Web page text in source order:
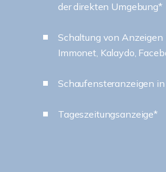
der direkten Umgebung*
Schaltung von Anzeigen
Immonet, Kalaydo,
Schaufensteranzeigen
Tageszeitungsanzeige*